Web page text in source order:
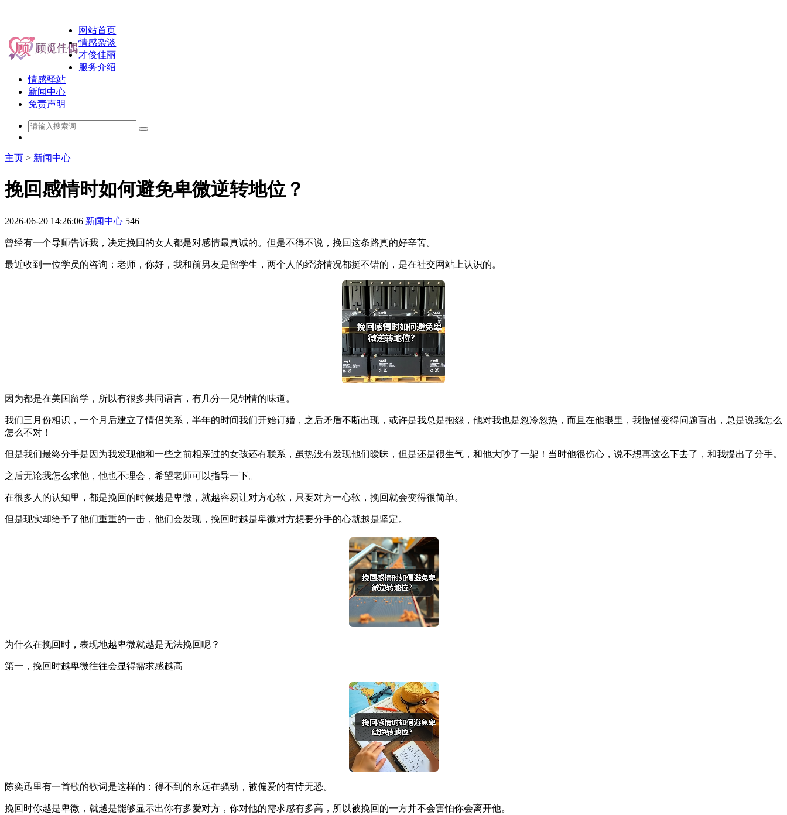
网站首页
情感杂谈
才俊佳丽
服务介绍
情感驿站
新闻中心
免责声明
主页 > 新闻中心
挽回感情时如何避免卑微逆转地位？
2026-06-20 14:26:06 新闻中心 546
曾经有一个导师告诉我，决定挽回的女人都是对感情最真诚的。但是不得不说，挽回这条路真的好辛苦。
最近收到一位学员的咨询：老师，你好，我和前男友是留学生，两个人的经济情况都挺不错的，是在社交网站上认识的。
因为都是在美国留学，所以有很多共同语言，有几分一见钟情的味道。
我们三月份相识，一个月后建立了情侣关系，半年的时间我们开始订婚，之后矛盾不断出现，或许是我总是抱怨，他对我也是忽冷忽热，而且在他眼里，我慢慢变得问题百出，总是说我怎么
怎么不对！
但是我们最终分手是因为我发现他和一些之前相亲过的女孩还有联系，虽热没有发现他们暧昧，但是还是很生气，和他大吵了一架！当时他很伤心，说不想再这么下去了，和我提出了分手。
之后无论我怎么求他，他也不理会，希望老师可以指导一下。
在很多人的认知里，都是挽回的时候越是卑微，就越容易让对方心软，只要对方一心软，挽回就会变得很简单。
但是现实却给予了他们重重的一击，他们会发现，挽回时越是卑微对方想要分手的心就越是坚定。
为什么在挽回时，表现地越卑微就越是无法挽回呢？
第一，挽回时越卑微往往会显得需求感越高
陈奕迅里有一首歌的歌词是这样的：得不到的永远在骚动，被偏爱的有恃无恐。
挽回时你越是卑微，就越是能够显示出你有多爱对方，你对他的需求感有多高，所以被挽回的一方并不会害怕你会离开他。